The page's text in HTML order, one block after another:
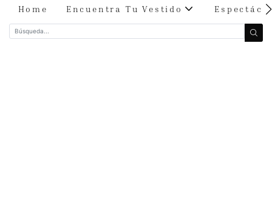
Home Encuentra Tu Vestido